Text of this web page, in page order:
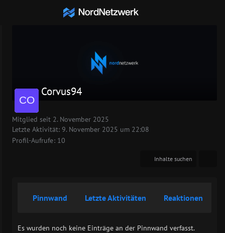
Corvus94
Mitglied seit 2. November 2025
Letzte Aktivität: 9. November 2025 um 22:08
Profil-Aufrufe 10
Inhalte suchen
Pinnwand Letzte Aktivitäten Reaktionen
Es wurden noch keine Einträge an der Pinnwand verfasst.